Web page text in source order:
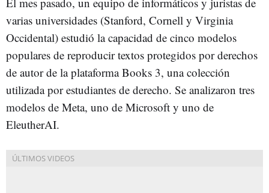
varias universidades (Stanford, Cornell y Virginia
Occidental) estudió la capacidad de cinco modelos
populares de reproducir textos protegidos por derechos
de autor de la plataforma Books 3, una colección
utilizada por estudiantes de derecho. Se analizaron tres
modelos de Meta, uno de Microsoft y uno de
EleutherAI.